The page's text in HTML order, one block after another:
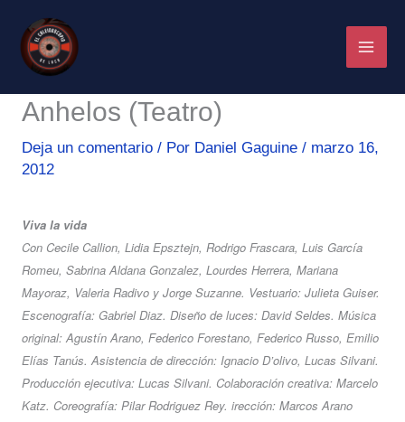
contenido
Anhelos (Teatro)
Deja un comentario / Por Daniel Gaguine / marzo 16,
2012
Viva la vida
Con Cecile Callion, Lidia Epsztejn, Rodrigo Frascara, Luis García
Romeu, Sabrina Aldana Gonzalez, Lourdes Herrera, Mariana
Mayoraz, Valeria Radivo y Jorge Suzanne. Vestuario: Julieta Guiser.
Escenografía: Gabriel Diaz. Diseño de luces: David Seldes. Música
original: Agustín Arano, Federico Forestano, Federico Russo, Emilio
Elías Tanús. Asistencia de dirección: Ignacio D’olivo, Lucas Silvani.
Producción ejecutiva: Lucas Silvani. Colaboración creativa: Marcelo
Katz. Coreografía: Pilar Rodriguez Rey. irección: Marcos Arano